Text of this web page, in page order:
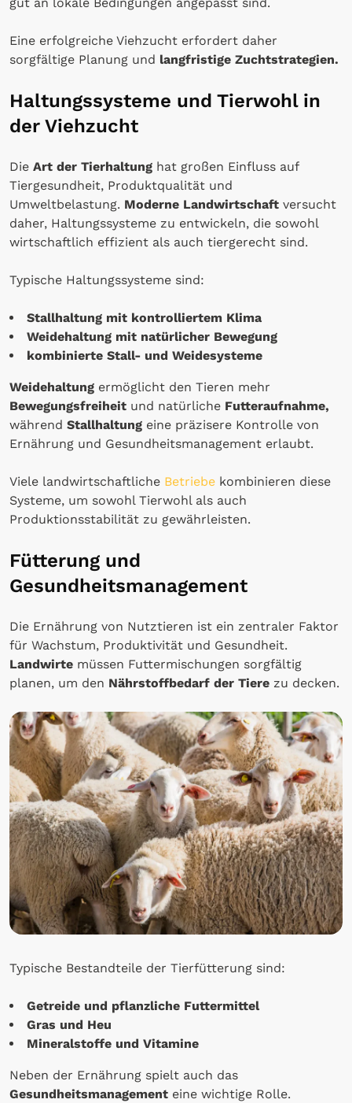
gut an lokale Bedingungen angepasst sind.
Eine erfolgreiche Viehzucht erfordert daher
sorgfältige Planung und langfristige Zuchtstrategien.
Haltungssysteme und Tierwohl in
der Viehzucht
Die Art der Tierhaltung hat großen Einfluss auf
Tiergesundheit, Produktqualität und
Umweltbelastung. Moderne Landwirtschaft versucht
daher, Haltungssysteme zu entwickeln, die sowohl
wirtschaftlich effizient als auch tiergerecht sind.
Typische Haltungssysteme sind:
Stallhaltung mit kontrolliertem Klima
Weidehaltung mit natürlicher Bewegung
kombinierte Stall- und Weidesysteme
Weidehaltung ermöglicht den Tieren mehr
Bewegungsfreiheit und natürliche Futteraufnahme,
während Stallhaltung eine präzisere Kontrolle von
Ernährung und Gesundheitsmanagement erlaubt.
Viele landwirtschaftliche Betriebe kombinieren diese
Systeme, um sowohl Tierwohl als auch
Produktionsstabilität zu gewährleisten.
Fütterung und
Gesundheitsmanagement
Die Ernährung von Nutztieren ist ein zentraler Faktor
für Wachstum, Produktivität und Gesundheit.
Landwirte müssen Futtermischungen sorgfältig
planen, um den Nährstoffbedarf der Tiere zu decken.
Typische Bestandteile der Tierfütterung sind:
Getreide und pflanzliche Futtermittel
Gras und Heu
Mineralstoffe und Vitamine
Neben der Ernährung spielt auch das
Gesundheitsmanagement eine wichtige Rolle.